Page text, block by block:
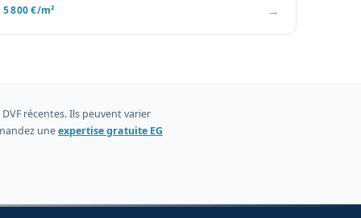
5 800 €/m² →
récentes. Ils peuvent varier
uneexpertise gratuite EG